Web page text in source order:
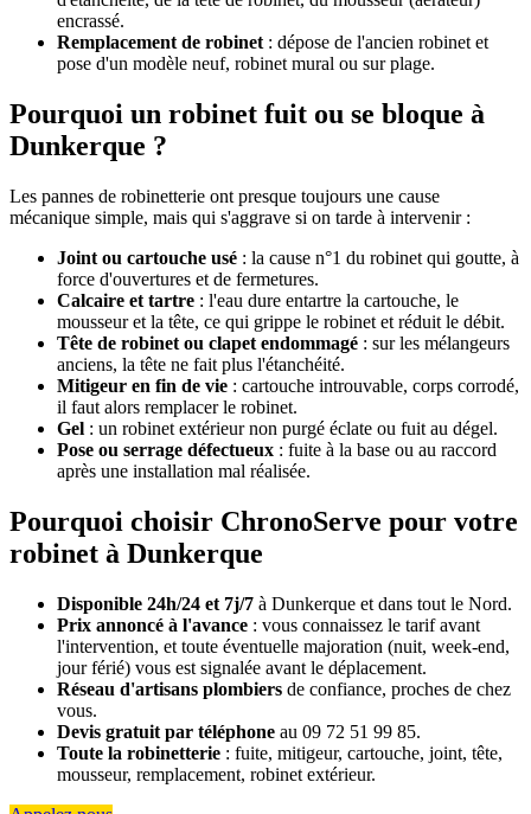
encrassé.
Remplacement de robinet : dépose de l'ancien robinet et
pose d'un modèle neuf, robinet mural ou sur plage.
Pourquoi un robinet fuit ou se bloque à
Dunkerque ?
Les pannes de robinetterie ont presque toujours une cause
mécanique simple, mais qui s'aggrave si on tarde à intervenir :
Joint ou cartouche usé : la cause n°1 du robinet qui goutte, à
force d'ouvertures et de fermetures.
Calcaire et tartre : l'eau dure entartre la cartouche, le
mousseur et la tête, ce qui grippe le robinet et réduit le débit.
Tête de robinet ou clapet endommagé : sur les mélangeurs
anciens, la tête ne fait plus l'étanchéité.
Mitigeur en fin de vie : cartouche introuvable, corps corrodé,
il faut alors remplacer le robinet.
Gel : un robinet extérieur non purgé éclate ou fuit au dégel.
Pose ou serrage défectueux : fuite à la base ou au raccord
après une installation mal réalisée.
Pourquoi choisir ChronoServe pour votre
robinet à Dunkerque
Disponible 24h/24 et 7j/7 à Dunkerque et dans tout le Nord.
Prix annoncé à l'avance : vous connaissez le tarif avant
l'intervention, et toute éventuelle majoration (nuit, week-end,
jour férié) vous est signalée avant le déplacement.
Réseau d'artisans plombiers de confiance, proches de chez
vous.
Devis gratuit par téléphone au 09 72 51 99 85.
Toute la robinetterie : fuite, mitigeur, cartouche, joint, tête,
mousseur, remplacement, robinet extérieur.